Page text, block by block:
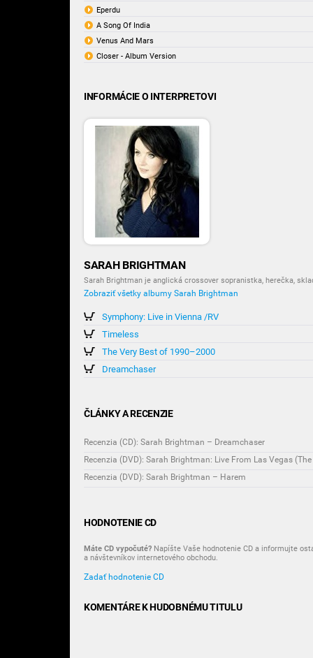
Eperdu
A Song Of India
Venus And Mars
Closer - Album Version
INFORMÁCIE O INTERPRETOVI
SARAH BRIGHTMAN
Sarah Brightman je anglická crossover sopranistka, herečka,
Zobraziť všetky albumy Sarah Brightman
Symphony: Live in Vienna /RV
Timeless
The Very Best of 1990–2000
Dreamchaser
ČLÁNKY A RECENZIE
Recenzia (CD): Sarah Brightman – Dreamchaser
Recenzia (DVD): Sarah Brightman: Live From Las Vegas
Recenzia (DVD): Sarah Brightman – Harem
HODNOTENIE CD
Máte CD vypočuté? Napíšte Vaše hodnotenie CD a informujte
a návštevníkov internetového obchodu.
Zadať hodnotenie CD
KOMENTÁRE K HUDOBNÉMU TITULU